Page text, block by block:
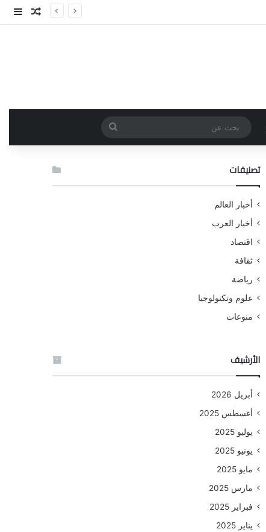
مقال
بحث
عن
تصنيفات
أخبار العالم
أخبار العرب
اقتصاد
ثقافة
رياضة
علوم وتكنولوجيا
منوعات
الأرشيف
أبريل 2026
أغسطس 2025
يوليو 2025
يونيو 2025
مايو 2025
مارس 2025
فبراير 2025
يناير 2025